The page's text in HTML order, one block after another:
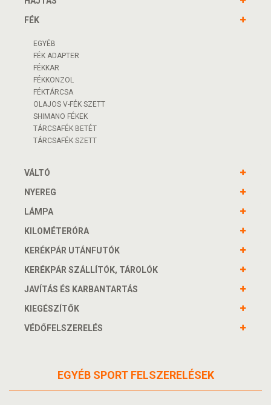
FÉK
EGYÉB
FÉK ADAPTER
FÉKKAR
FÉKKONZOL
FÉKTÁRCSA
OLAJOS V-FÉK SZETT
SHIMANO FÉKEK
TÁRCSAFÉK BETÉT
TÁRCSAFÉK SZETT
VÁLTÓ
NYEREG
LÁMPA
KILOMÉTERÓRA
KERÉKPÁR UTÁNFUTÓK
KERÉKPÁR SZÁLLÍTÓK, TÁROLÓK
JAVÍTÁS ÉS KARBANTARTÁS
KIEGÉSZÍTŐK
VÉDŐFELSZERELÉS
EGYÉB SPORT FELSZERELÉSEK